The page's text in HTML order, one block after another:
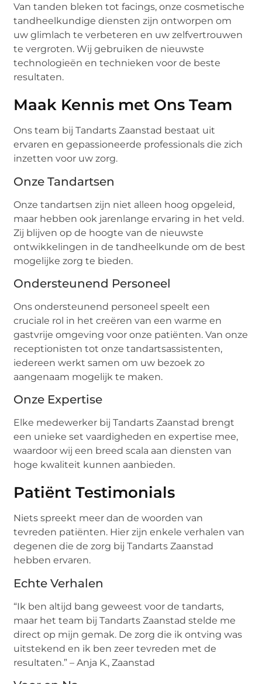
Van tanden bleken tot facings, onze cosmetische
tandheelkundige diensten zijn ontworpen om
uw glimlach te verbeteren en uw zelfvertrouwen
te vergroten. Wij gebruiken de nieuwste
technologieën en technieken voor de beste
resultaten.
Maak Kennis met Ons Team
Ons team bij Tandarts Zaanstad bestaat uit
ervaren en gepassioneerde professionals die zich
inzetten voor uw zorg.
Onze Tandartsen
Onze tandartsen zijn niet alleen hoog opgeleid,
maar hebben ook jarenlange ervaring in het veld.
Zij blijven op de hoogte van de nieuwste
ontwikkelingen in de tandheelkunde om de best
mogelijke zorg te bieden.
Ondersteunend Personeel
Ons ondersteunend personeel speelt een
cruciale rol in het creëren van een warme en
gastvrije omgeving voor onze patiënten. Van onze
receptionisten tot onze tandartsassistenten,
iedereen werkt samen om uw bezoek zo
aangenaam mogelijk te maken.
Onze Expertise
Elke medewerker bij Tandarts Zaanstad brengt
een unieke set vaardigheden en expertise mee,
waardoor wij een breed scala aan diensten van
hoge kwaliteit kunnen aanbieden.
Patiënt Testimonials
Niets spreekt meer dan de woorden van
tevreden patiënten. Hier zijn enkele verhalen van
degenen die de zorg bij Tandarts Zaanstad
hebben ervaren.
Echte Verhalen
“Ik ben altijd bang geweest voor de tandarts,
maar het team bij Tandarts Zaanstad stelde me
direct op mijn gemak. De zorg die ik ontving was
uitstekend en ik ben zeer tevreden met de
resultaten.” – Anja K., Zaanstad